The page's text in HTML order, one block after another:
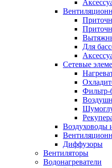
Для
Сетевые
Фильтр-
Воздуховоды
Диффузоры
Вентиляторы
Водонагреватели